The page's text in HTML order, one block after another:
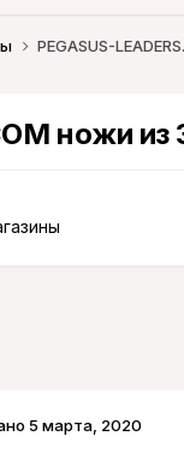
PEGASUS-
ножи из
5 марта, 2020